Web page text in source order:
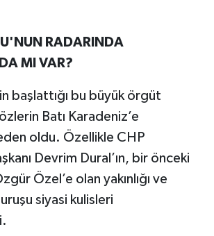
RADARINDA
MI VAR?
başlattığı bu büyük örgüt
Batı Karadeniz’e
oldu. Özellikle CHP
Devrim Dural’ın, bir önceki
Özel’e olan yakınlığı ve
siyasi kulisleri